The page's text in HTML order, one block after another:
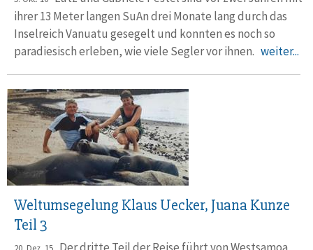
ihrer 13 Meter langen SuAn drei Monate lang durch das
Inselreich Vanuatu gesegelt und konnten es noch so
paradiesisch erleben, wie viele Segler vor ihnen. weiter...
Weltumsegelung Klaus Uecker, Juana Kunze
Teil 3